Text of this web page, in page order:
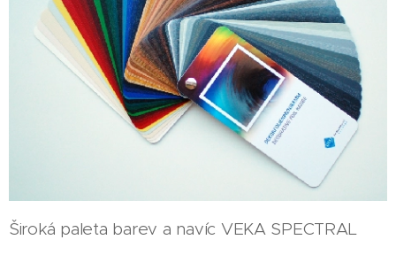
Široká paleta barev a navíc VEKA SPECTRAL